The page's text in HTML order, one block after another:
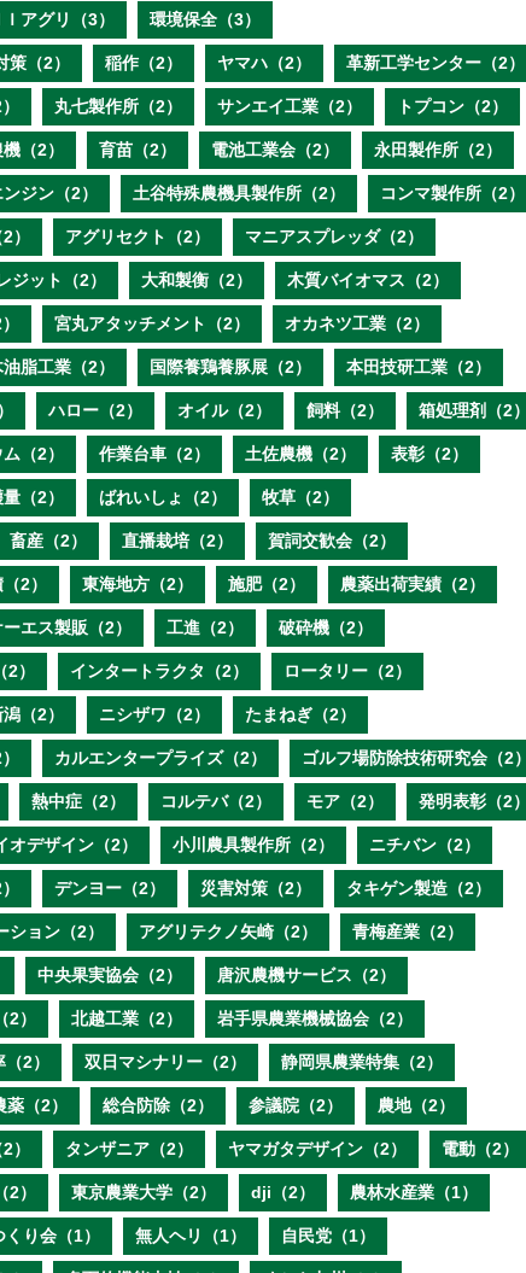
Ｉアグリ（3） 環境保全（3）
策（2） 稲作（2） ヤマハ（2） 革新工学センター（2）
丸七製作所（2） サンエイ工業（2） トプコン（2）
（2） 育苗（2） 電池工業会（2） 永田製作所（2）
ンジン（2） 土谷特殊農機具製作所（2） コンマ製作所（2）
） アグリセクト（2） マニアスプレッダ（2）
ジット（2） 大和製衡（2） 木質バイオマス（2）
宮丸アタッチメント（2） オカネツ工業（2）
脂工業（2） 国際養鶏養豚展（2） 本田技研工業（2）
ハロー（2） オイル（2） 飼料（2） 箱処理剤（2）
（2） 作業台車（2） 土佐農機（2） 表彰（2）
（2） ばれいしょ（2） 牧草（2）
畜産（2） 直播栽培（2） 賀詞交歓会（2）
2） 東海地方（2） 施肥（2） 農薬出荷実績（2）
エス製販（2） 工進（2） 破砕機（2）
） インタートラクタ（2） ロータリー（2）
（2） ニシザワ（2） たまねぎ（2）
カルエンタープライズ（2） ゴルフ場防除技術研究会（2）
熱中症（2） コルテバ（2） モア（2） 発明表彰（2）
デザイン（2） 小川農具製作所（2） ニチバン（2）
デンヨー（2） 災害対策（2） タキゲン製造（2）
ョン（2） アグリテクノ矢崎（2） 青梅産業（2）
中央果実協会（2） 唐沢農機サービス（2）
） 北越工業（2） 岩手県農業機械協会（2）
2） 双日マシナリー（2） 静岡県農業特集（2）
（2） 総合防除（2） 参議院（2） 農地（2）
） タンザニア（2） ヤマガタデザイン（2） 電動（2）
） 東京農業大学（2） dji（2） 農林水産業（1）
り会（1） 無人ヘリ（1） 自民党（1）